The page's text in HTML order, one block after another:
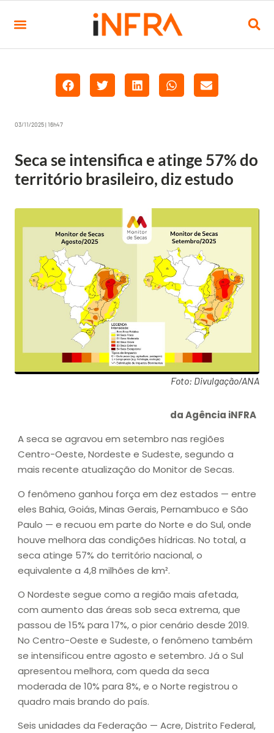
03/11/2025 | 16h47
Seca se intensifica e atinge 57% do
território brasileiro, diz estudo
Foto: Divulgação/ANA
da Agência iNFRA
A seca se agravou em setembro nas regiões
Centro-Oeste, Nordeste e Sudeste, segundo a
mais recente atualização do Monitor de Secas.
O fenômeno ganhou força em dez estados — entre
eles Bahia, Goiás, Minas Gerais, Pernambuco e São
Paulo — e recuou em parte do Norte e do Sul, onde
houve melhora das condições hídricas. No total, a
seca atinge 57% do território nacional, o
equivalente a 4,8 milhões de km².
O Nordeste segue como a região mais afetada,
com aumento das áreas sob seca extrema, que
passou de 15% para 17%, o pior cenário desde 2019.
No Centro-Oeste e Sudeste, o fenômeno também
se intensificou entre agosto e setembro. Já o Sul
apresentou melhora, com queda da seca
moderada de 10% para 8%, e o Norte registrou o
quadro mais brando do país.
Seis unidades da Federação — Acre, Distrito Federal,